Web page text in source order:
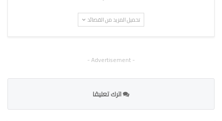
تحميل المزيد من القصائد
- Advertisement -
اترك تعليقا